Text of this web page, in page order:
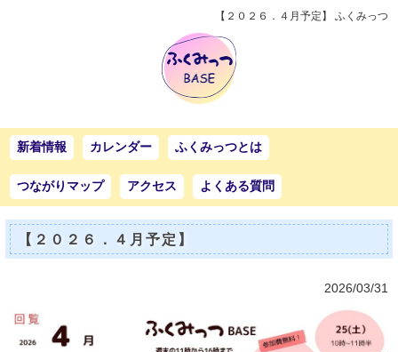
【２０２６．４月予定】 ふくみっつ
新着情報 カレンダー ふくみっつとは
つながりマップ アクセス よくある質問
【２０２６．４月予定】
2026/03/31